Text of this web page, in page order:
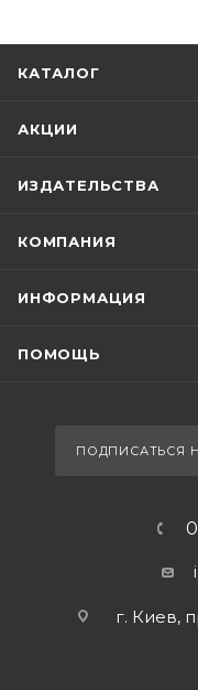
КАТАЛОГ
АКЦИИ
ИЗДАТЕЛЬСТВА
КОМПАНИЯ
ИНФОРМАЦИЯ
ПОМОЩЬ
ПОДПИСАТЬСЯ
г. Киев,